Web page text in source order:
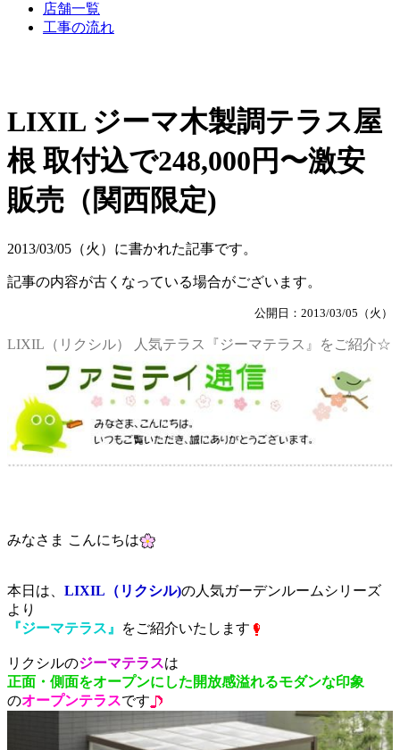
店舗一覧
工事の流れ
LIXIL ジーマ木製調テラス屋
根 取付込で248,000円〜激安
販売（関西限定)
2013/03/05（火）に書かれた記事です。
記事の内容が古くなっている場合がございます。
公開日：2013/03/05（火）
LIXIL（リクシル） 人気テラス『ジーマテラス』をご紹介☆
みなさま こんにちは
本日は、 LIXIL（リクシル)の人気ガーデンルームシリーズ
より
『ジーマテラス』
をご紹介いたします
リクシルのジーマテラスは
正面・側面をオープンにした開放感溢れるモダンな印象
のオープンテラスです